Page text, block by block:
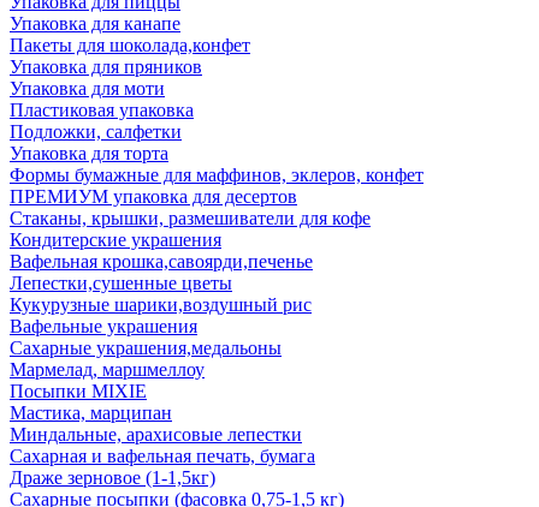
Упаковка для канапе
Пакеты для шоколада,конфет
Упаковка для пряников
Упаковка для моти
Пластиковая упаковка
Подложки, салфетки
Упаковка для торта
Формы бумажные для маффинов, эклеров, конфет
ПРЕМИУМ упаковка для десертов
Стаканы, крышки, размешиватели для кофе
Кондитерские украшения
Вафельная крошка,савоярди,печенье
Лепестки,сушенные цветы
Кукурузные шарики,воздушный рис
Вафельные украшения
Сахарные украшения,медальоны
Мармелад, маршмеллоу
Посыпки MIXIE
Мастика, марципан
Миндальные, арахисовые лепестки
Сахарная и вафельная печать, бумага
Драже зерновое (1-1,5кг)
Сахарные посыпки (фасовка 0,75-1,5 кг)